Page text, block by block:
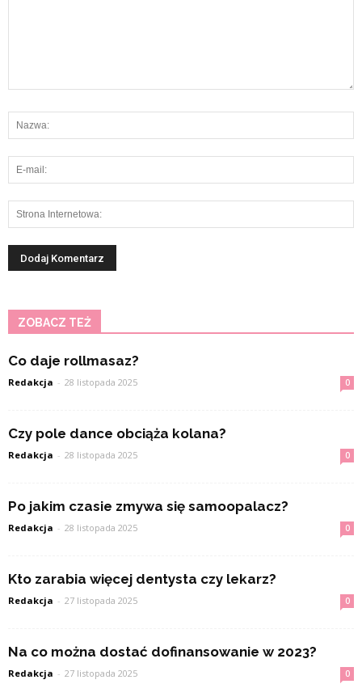
ZOBACZ TEŻ
Co daje rollmasaz?
Redakcja - 28 listopada 2025 0
Czy pole dance obciąża kolana?
Redakcja - 28 listopada 2025 0
Po jakim czasie zmywa się samoopalacz?
Redakcja - 28 listopada 2025 0
Kto zarabia więcej dentysta czy lekarz?
Redakcja - 27 listopada 2025 0
Na co można dostać dofinansowanie w 2023?
Redakcja - 27 listopada 2025 0